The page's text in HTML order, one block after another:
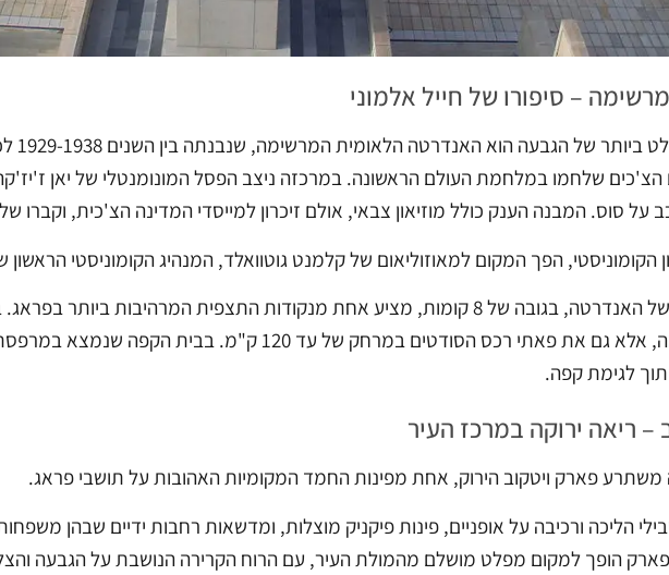
– סיפורו של חייל אלמוני
הצ'כים שלחמו במלחמת העולם הראשונה. במרכזה ניצב הפסל המונומנטלי של יאן
על סוס. המבנה הענק כולל מוזיאון צבאי, אולם זיכרון למייסדי המדינה הצ'כית, וקברו
הפך המקום למאוזוליאום של קלמנט גוטוואלד, המנהיג הקומוניסטי הראשון
מגדל התצפית של האנדרטה, בגובה של 8 קומות, מציע אחת מנקודות התצפית המרהיבות
כל העיר הקסומה, אלא גם את פאתי רכס הסודטים במרחק של עד
לגימת קפה.
– ריאה ירוקה במרכז העיר
פארק ויטקוב הירוק, אחת מפינות החמד המקומיות האהובות על תושבי פראג.
הליכה ורכיבה על אופניים, פינות פיקניק מוצלות, ומדשאות רחבות ידיים שבהן
הופך למקום מפלט מושלם מהמולת העיר, עם הרוח הקרירה הנושבת על הגבעה והצל